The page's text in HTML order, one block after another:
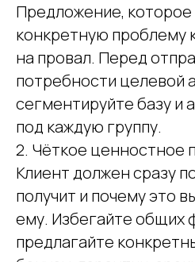
Предложение,
конкретную проблему
на провал. Перед
потребности целевой
сегментируйте базу и
под каждую группу.
2. Чёткое ценностное
Клиент должен сразу
получит и почему это
ему. Избегайте общих
предлагайте